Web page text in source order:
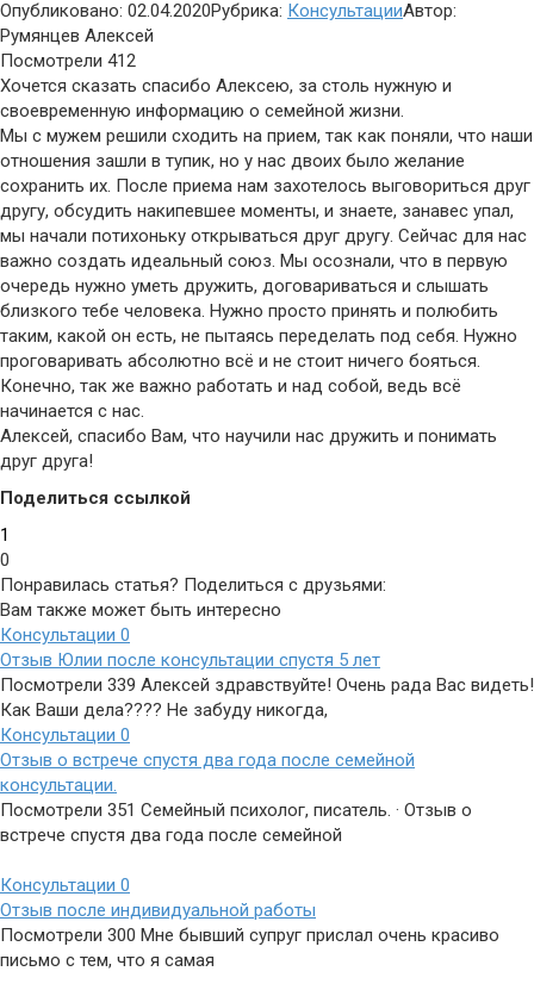
Опубликовано: 02.04.2020Рубрика: КонсультацииАвтор:
Румянцев Алексей
Посмотрели 412
Хочется сказать спасибо Алексею, за столь нужную и
своевременную информацию о семейной жизни.
Мы с мужем решили сходить на прием, так как поняли, что наши
отношения зашли в тупик, но у нас двоих было желание
сохранить их. После приема нам захотелось выговориться друг
другу, обсудить накипевшее моменты, и знаете, занавес упал,
мы начали потихоньку открываться друг другу. Сейчас для нас
важно создать идеальный союз. Мы осознали, что в первую
очередь нужно уметь дружить, договариваться и слышать
близкого тебе человека. Нужно просто принять и полюбить
таким, какой он есть, не пытаясь переделать под себя. Нужно
проговаривать абсолютно всё и не стоит ничего бояться.
Конечно, так же важно работать и над собой, ведь всё
начинается с нас.
Алексей, спасибо Вам, что научили нас дружить и понимать
друг друга!
Поделиться ссылкой
1
0
Понравилась статья? Поделиться с друзьями:
Вам также может быть интересно
Консультации 0
Отзыв Юлии после консультации спустя 5 лет
Посмотрели 339 Алексей здравствуйте! Очень рада Вас видеть!
Как Ваши дела???? Не забуду никогда,
Консультации 0
Отзыв о встрече спустя два года после семейной
консультации.
Посмотрели 351 Семейный психолог, писатель. · Отзыв о
встрече спустя два года после семейной
Консультации 0
Отзыв после индивидуальной работы
Посмотрели 300 Мне бывший супруг прислал очень красиво
письмо с тем, что я самая